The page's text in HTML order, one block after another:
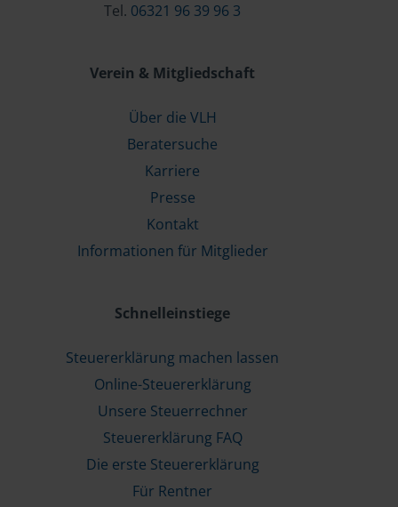
Tel. 06321 96 39 96 3
Verein & Mitgliedschaft
Über die VLH
Beratersuche
Karriere
Presse
Kontakt
Informationen für Mitglieder
Schnelleinstiege
Steuererklärung machen lassen
Online-Steuererklärung
Unsere Steuerrechner
Steuererklärung FAQ
Die erste Steuererklärung
Für Rentner